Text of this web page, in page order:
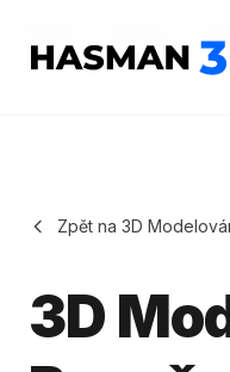
Hasman3D - 3D tisk
Zpět na 3D
3D